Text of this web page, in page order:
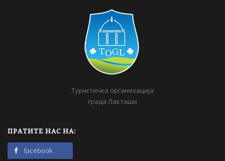
Туристичка организација
града Лакташи
ПРАТИТЕ НАС НА:
facebook